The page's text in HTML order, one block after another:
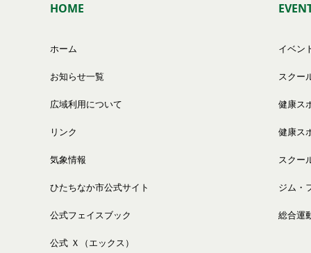
HOME
ホーム
お知らせ一覧
広域利用について
リンク
気象情報
ひたちなか市公式サイト
公式フェイスブック
公式 Ｘ（エックス）
イベン
スクー
健康ス
健康ス
スクー
ジム・
総合運